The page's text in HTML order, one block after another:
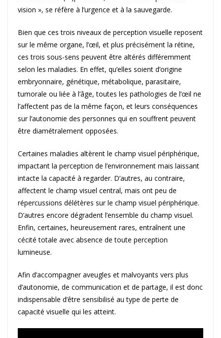
vision », se réfère à l’urgence et à la sauvegarde.
Bien que ces trois niveaux de perception visuelle reposent
sur le même organe, l’œil, et plus précisément la rétine,
ces trois sous-sens peuvent être altérés différemment
selon les maladies. En effet, qu’elles soient d’origine
embryonnaire, génétique, métabolique, parasitaire,
tumorale ou liée à l’âge, toutes les pathologies de l’œil ne
l’affectent pas de la même façon, et leurs conséquences
sur l’autonomie des personnes qui en souffrent peuvent
être diamétralement opposées.
Certaines maladies altèrent le champ visuel périphérique,
impactant la perception de l’environnement mais laissant
intacte la capacité à regarder. D’autres, au contraire,
affectent le champ visuel central, mais ont peu de
répercussions délétères sur le champ visuel périphérique.
D’autres encore dégradent l’ensemble du champ visuel.
Enfin, certaines, heureusement rares, entraînent une
cécité totale avec absence de toute perception
lumineuse.
Afin d’accompagner aveugles et malvoyants vers plus
d’autonomie, de communication et de partage, il est donc
indispensable d’être sensibilisé au type de perte de
capacité visuelle qui les atteint.